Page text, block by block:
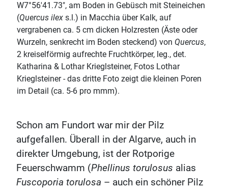
W7°56'41.73", am Boden in Gebüsch mit Steineichen
(Quercus ilex s.l.) in Macchia über Kalk, auf
vergrabenen ca. 5 cm dicken Holzresten (Äste oder
Wurzeln, senkrecht im Boden steckend) von Quercus,
2 kreiselförmig aufrechte Fruchtkörper, leg., det.
Katharina & Lothar Krieglsteiner, Fotos Lothar
Krieglsteiner - das dritte Foto zeigt die kleinen Poren
im Detail (ca. 5-6 pro mmm).
Schon am Fundort war mir der Pilz
aufgefallen. Überall in der Algarve, auch in
direkter Umgebung, ist der Rotporige
Feuerschwamm (Phellinus torulosus alias
Fuscoporia torulosa – auch ein schöner Pilz